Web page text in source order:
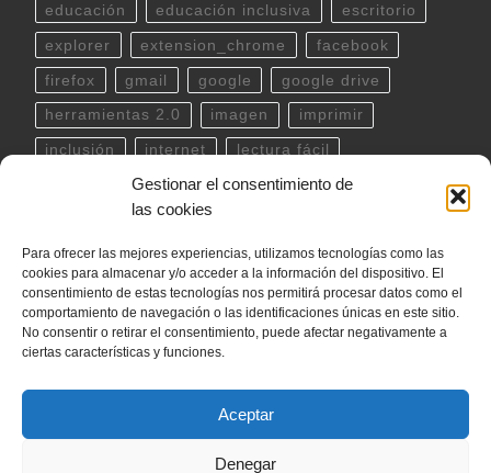
Gestionar el consentimiento de
las cookies
Para ofrecer las mejores experiencias, utilizamos tecnologías como las
cookies para almacenar y/o acceder a la información del dispositivo. El
consentimiento de estas tecnologías nos permitirá procesar datos como el
comportamiento de navegación o las identificaciones únicas en este sitio.
No consentir o retirar el consentimiento, puede afectar negativamente a
ciertas características y funciones.
Aceptar
Denegar
educación educación inclusiva escritorio
explorer extension_chrome facebook
firefox gmail google google drive
herramientas 2.0 imagen imprimir
inclusión internet lectura fácil
linux musica outlook
powerpoint scratch
teclado Telegram terminal twitter
ubuntu video WhatsApp windows
word YouTube
– Todos los derechos reservados